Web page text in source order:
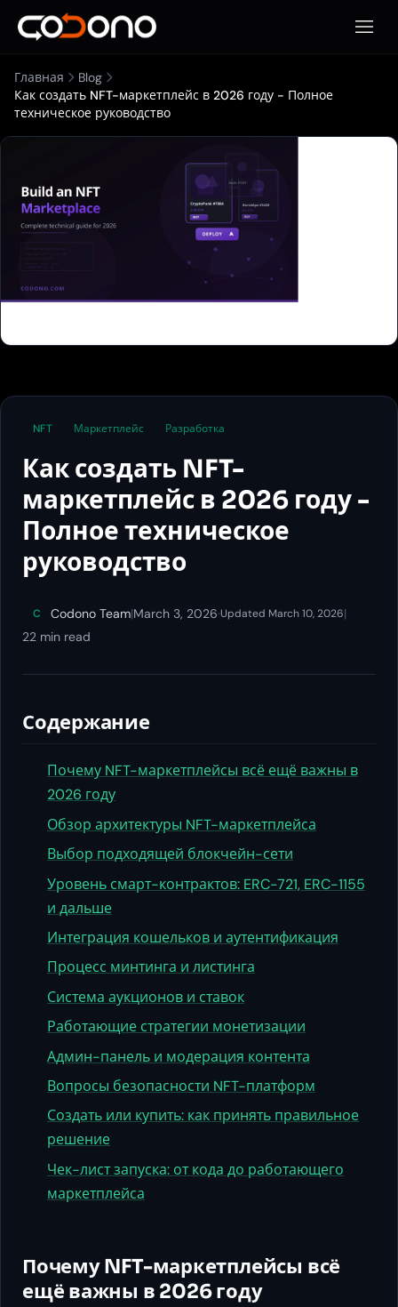
Главная
Blog
Как создать NFT-маркетплейс в 2026 году - Полное
техническое руководство
NFT Маркетплейс Разработка
Как создать NFT-
маркетплейс в 2026 году -
Полное техническое
руководство
C Codono Team|March 3, 2026·Updated March 10, 2026|
22 min read
Содержание
Почему NFT-маркетплейсы всё ещё важны в
2026 году
Обзор архитектуры NFT-маркетплейса
Выбор подходящей блокчейн-сети
Уровень смарт-контрактов: ERC-721, ERC-1155
и дальше
Интеграция кошельков и аутентификация
Процесс минтинга и листинга
Система аукционов и ставок
Работающие стратегии монетизации
Админ-панель и модерация контента
Вопросы безопасности NFT-платформ
Создать или купить: как принять правильное
решение
Чек-лист запуска: от кода до работающего
маркетплейса
Почему NFT-маркетплейсы всё
ещё важны в 2026 году